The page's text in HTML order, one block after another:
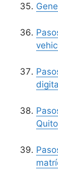
Quito